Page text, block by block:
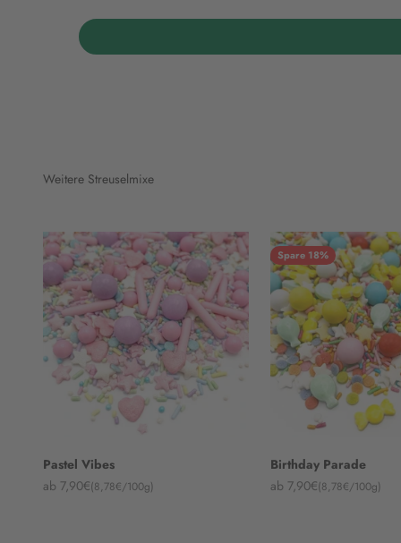
Weitere Streuselmixe
Pastel Vibes
Angebot
ab 7,90€(8,78€/100g)
Spare 18%
Birthday Parade
Angebot
ab 7,90€(8,78€/100g)